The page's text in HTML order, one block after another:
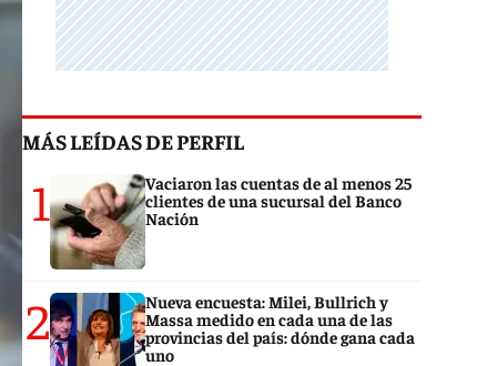
MÁS LEÍDAS DE PERFIL
1
Vaciaron las cuentas de al menos 25
clientes de una sucursal del Banco
Nación
2
Nueva encuesta: Milei, Bullrich y
Massa medido en cada una de las
provincias del país: dónde gana cada
uno